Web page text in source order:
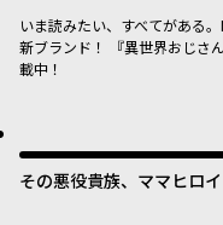
いま読みたい、すべてがある
新ブランド！ 『異世界おじさ
載中！
その悪役貴族、ママヒロ